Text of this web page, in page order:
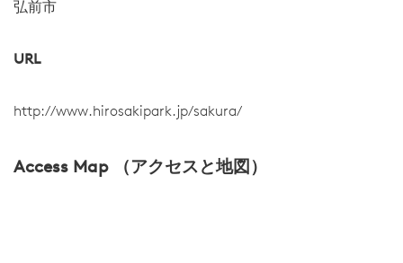
弘前市
URL
http://www.hirosakipark.jp/sakura/
Access Map （アクセスと地図）